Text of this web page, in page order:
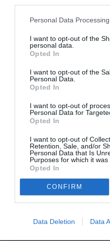
Personal Data
I want to opt-out of the
personal data.
Opted In
I want to opt-out of the
Personal Data.
Opted In
I want to opt-out of
Personal Data for
Opted In
I want to opt-out of
Retention, Sale, and/or
Personal Data that Is
Purposes for which it was
Opted In
CONFIRM
Data Deletion Data
LAISSER UN
Soutenez Air
NOUS